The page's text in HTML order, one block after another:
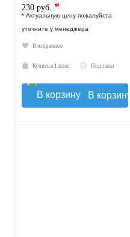
230 руб. *
* Актуальную цену пожалуйста
уточните у менеджера
В избранное
Купить в 1 клик Под заказ
В корзину